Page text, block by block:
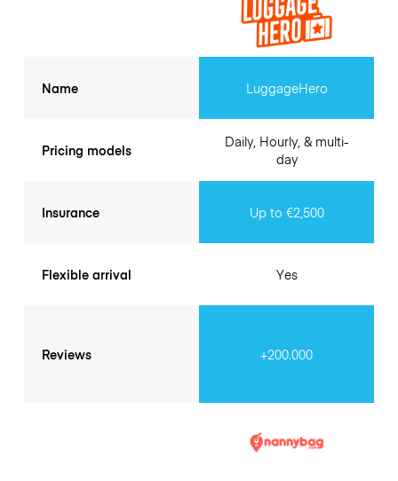
Name
Pricing models
Insurance
Flexible arrival
Reviews
LuggageHero
Daily, Hourly, & multi-
day
Up to €2,500
Yes
+200.000